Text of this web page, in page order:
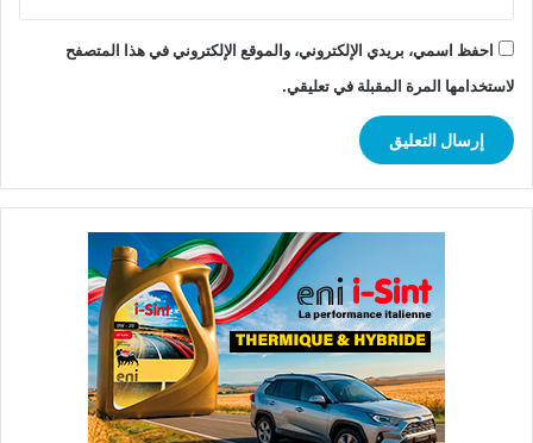
احفظ اسمي، بريدي الإلكتروني، والموقع الإلكتروني في هذا المتصفح
لاستخدامها المرة المقبلة في تعليقي.